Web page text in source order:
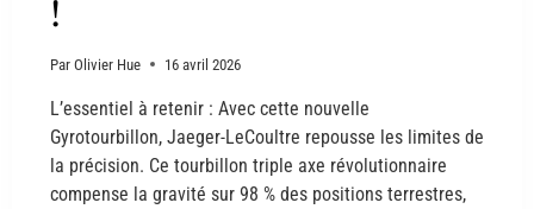
!
Par Olivier Hue 16 avril 2026
L’essentiel à retenir : Avec cette nouvelle
Gyrotourbillon, Jaeger-LeCoultre repousse les limites de
la précision. Ce tourbillon triple axe révolutionnaire
compense la gravité sur 98 % des positions terrestres,